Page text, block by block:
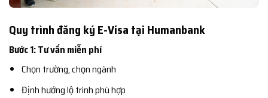
Quy trình đăng ký E-Visa tại Humanbank
Bước 1: Tư vấn miễn phí
Chọn trường, chọn ngành
Định hướng lộ trình phù hợp